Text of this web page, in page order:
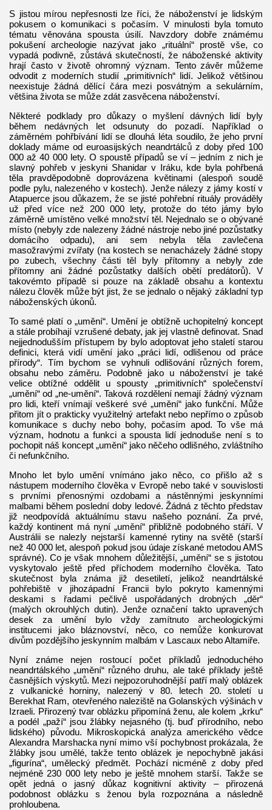
S jistou mírou nepřesnosti lze říci, že náboženství je lidským
pokusem o komunikaci s počasím. V minulosti byla tomuto
tématu věnována spousta úsilí. Navzdory dobře známému
pokušení archeologie nazývat jako „rituální“ prostě vše, co
vypadá podivně, zůstává skutečností, že náboženské aktivity
hrají často v životě ohromný význam. Tento závěr můžeme
odvodit z moderních studií „primitivních“ lidí. Jelikož většinou
neexistuje žádná dělící čára mezi posvátným a sekulárním,
většina života se může zdát zasvěcena náboženství.
Některé podklady pro důkazy o myšlení dávných lidí byly
během nedávných let odsunuty do pozadí. Například o
záměrném pohřbívání lidí se dlouhá léta soudilo, že jeho první
doklady máme od euroasijských neandrtálců z doby před 100
000 až 40 000 lety. O spoustě případů se ví – jedním z nich je
slavný pohřeb v jeskyni Shanidar v Iráku, kde byla pohřbená
těla pravděpodobně doprovázena květinami (alespoň soudě
podle pylu, nalezeného v kostech). Jenže nálezy z jámy kostí v
Atapuerce jsou důkazem, že se jisté pohřební rituály prováděly
už před více než 200 000 lety, protože do této jámy bylo
záměrně umístěno velké množství těl. Nejednalo se o obývané
místo (nebyly zde nalezeny žádné nástroje nebo jiné pozůstatky
domácího odpadu), ani sem nebyla těla zavlečena
masožravými zvířaty (na kostech se nenacházely žádné stopy
po zubech, všechny části těl byly přítomny a nebyly zde
přítomny ani žádné pozůstatky dalších obětí predátorů). V
takovémto případě si pouze na základě obsahu a kontextu
nálezu člověk může být jist, že se jednalo o nějaký základní typ
náboženských úkonů.
To samé platí o „umění“. Umění je obtížně uchopitelný koncept
a stále probíhají vzrušené debaty, jak jej vlastně definovat. Snad
nejjednodušším přístupem by bylo adoptovat jeho staletí starou
definici, která vidí umění jako „práci lidí, odlišenou od práce
přírody“. Tím bychom se vyhnuli odlišování různých forem,
obsahu nebo záměru. Podobně jako u náboženství je také
velice obtížné oddělit u spousty „primitivních“ společenství
„umění“ od „ne-umění“. Taková rozdělení nemají žádný význam
pro lidi, kteří vnímají veškeré své „umění“ jako funkční. Může
přitom jít o prakticky využitelný artefakt nebo nepřímo o způsob
komunikace s duchy nebo bohy, počasím apod. To vše má
význam, hodnotu a funkci a spousta lidí jednoduše není s to
pochopit náš koncept „umění“ jako něčeho odlišného, zvláštního
či nefunkčního.
Mnoho let bylo umění vnímáno jako něco, co přišlo až s
nástupem moderního člověka v Evropě nebo také v souvislosti
s prvními přenosnými ozdobami a nástěnnými jeskynními
malbami během poslední doby ledové. Žádná z těchto představ
již neodpovídá aktuálnímu stavu našeho poznání. Za prvé,
každý kontinent má nyní „umění“ přibližně podobného stáří. V
Austrálii se nalezly nejstarší kamenné rytiny na světě (starší
než 40 000 let, alespoň pokud jsou údaje získané metodou AMS
správné). Co je však mnohem důležitější, „umění“ se s jistotou
vyskytovalo ještě před příchodem moderního člověka. Tato
skutečnost byla známa již desetiletí, jelikož neandrtálské
pohřebiště v jihozápadní Francii bylo pokryto kamennými
deskami s řadami pečlivě uspořádaných drobných „děr“
(malých okrouhlých dutin). Jenže označení takto upravených
desek za umění bylo vždy zamítnuto archeologickými
institucemi jako bláznovství, něco, co nemůže konkurovat
divům pozdějšího jeskynním malbám v Lascaux nebo Altamiře.
Nyní známe nejen rostoucí počet příkladů jednoduchého
neandrtálského „umění“ různého druhu, ale také příklady ještě
časnějších výskytů. Mezi nejpozoruhodnější patří malý oblázek
z vulkanické horniny, nalezený v 80. letech 20. století u
Berekhat Ram, otevřeného naleziště na Golanských výšinách v
Izraeli. Přirozený tvar oblázku připomíná ženu, ale kolem „krku“
a podél „paží“ jsou žlábky nejasného (tj. buď přírodního, nebo
lidského) původu. Mikroskopická analýza amerického vědce
Alexandra Marshacka nyní mimo vší pochybnost prokázala, že
žlábky jsou umělé, takže tento oblázek je nepochybně jakási
„figurína“, umělecký předmět. Pochází nicméně z doby před
nejméně 230 000 lety nebo je ještě mnohem starší. Takže se
opět jedná o jasný důkaz kognitivní aktivity – přirozená
podobnost oblázku s ženou byla rozpoznána a následně
prohloubena.